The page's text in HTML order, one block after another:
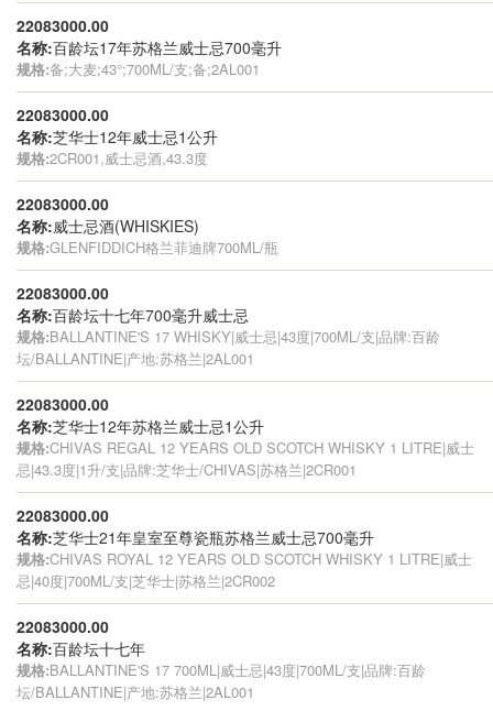
22083000.00
名称:百龄坛17年苏格兰威士忌700毫升
规格:备;大麦;43°;700ML/支;备;2AL001
22083000.00
名称:芝华士12年威士忌1公升
规格:2CR001,威士忌酒,43.3度
22083000.00
名称:威士忌酒(WHISKIES)
规格:GLENFIDDICH格兰菲迪牌700ML/瓶
22083000.00
名称:百龄坛十七年700毫升威士忌
规格:BALLANTINE'S 17 WHISKY|威士忌|43度|700ML/支|品牌:百龄
坛/BALLANTINE|产地:苏格兰|2AL001
22083000.00
名称:芝华士12年苏格兰威士忌1公升
规格:CHIVAS REGAL 12 YEARS OLD SCOTCH WHISKY 1 LITRE|威士
忌|43.3度|1升/支|品牌:芝华士/CHIVAS|苏格兰|2CR001
22083000.00
名称:芝华士21年皇室至尊瓷瓶苏格兰威士忌700毫升
规格:CHIVAS ROYAL 12 YEARS OLD SCOTCH WHISKY 1 LITRE|威士
忌|40度|700ML/支|芝华士|苏格兰|2CR002
22083000.00
名称:百龄坛十七年
规格:BALLANTINE'S 17 700ML|威士忌|43度|700ML/支|品牌:百龄
坛/BALLANTINE|产地:苏格兰|2AL001